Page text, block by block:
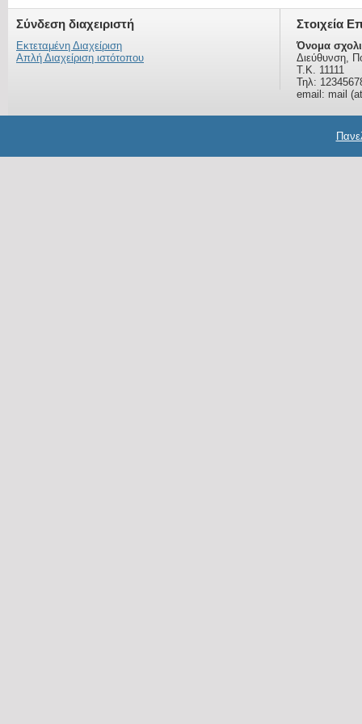
Σύνδεση διαχειριστή
Εκτεταμένη Διαχείριση
Απλή Διαχείριση ιστότοπου
Στοιχεία
Όνομα
Διεύθυνση,
Τ.Κ. 11111
Τηλ:
email: mail